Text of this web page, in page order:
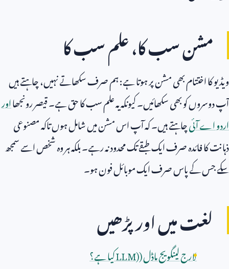
مشن سب کا، علم سب کا
ویڈیو کا اختتام بھی مشن پر ہوتا ہے: ہم صرف سکھاتے نہیں، چاہتے ہیں
آپ دوسروں کو بھی سکھائیں۔ کیونکہ یہ علم سب کا حق ہے۔ قیصر رونجھااور
اردو اے آئیچاہتے ہیں۔ کہ آپ اس مشن میں شامل ہوں تاکہ مصنوعی
ذہانت کا فائدہ صرف ایک طبقے تک محدود نہ رہے۔ بلکہ ہر وہ شخص اسے سمجھ
سکے جس کے پاس صرف ایک موبائل فون ہو۔
لغت میں اور پڑھیں
لارج لینگویج ماڈل (LLM)کیا ہے؟